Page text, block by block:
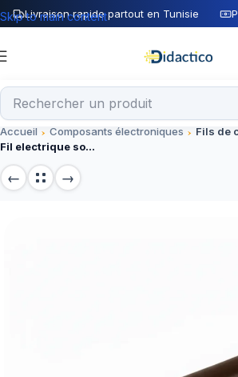
Livraison rapide partout en Tunisie
Skip to main content
Accueil Composants électroniques
Fils de
Fil electrique souple 1mm² marron L=1M